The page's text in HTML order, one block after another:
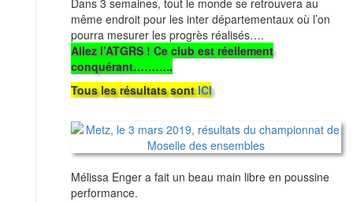
Dans 3 semaines, tout le monde se retrouvera au
même endroit pour les inter départementaux où l’on
pourra mesurer les progrès réalisés….
Allez l’ATGRS ! Ce club est réellement
conquérant………..
Tous les résultats sontICI
Mélissa Enger a fait un beau main libre en poussine
performance.